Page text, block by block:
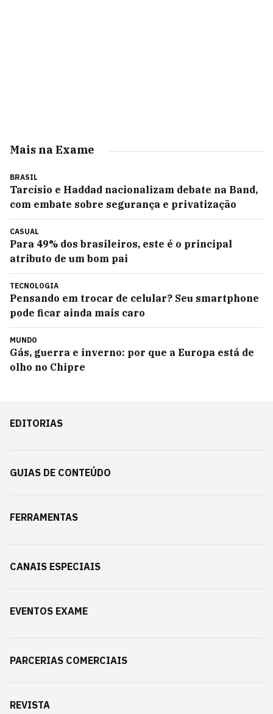
Mais na Exame
BRASIL
Tarcísio e Haddad nacionalizam debate na Band,
com embate sobre segurança e privatização
CASUAL
Para 49% dos brasileiros, este é o principal
atributo de um bom pai
TECNOLOGIA
Pensando em trocar de celular? Seu smartphone
pode ficar ainda mais caro
MUNDO
Gás, guerra e inverno: por que a Europa está de
olho no Chipre
EDITORIAS
GUIAS DE CONTEÚDO
FERRAMENTAS
CANAIS ESPECIAIS
EVENTOS EXAME
PARCERIAS COMERCIAIS
REVISTA